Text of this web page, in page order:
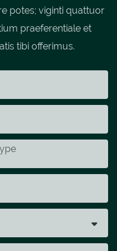
potes; viginti quattuor
praeferentiale et
tibi offerimus.